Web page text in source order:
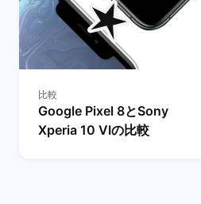
比較
Google Pixel 8とSony
Xperia 10 VIの比較